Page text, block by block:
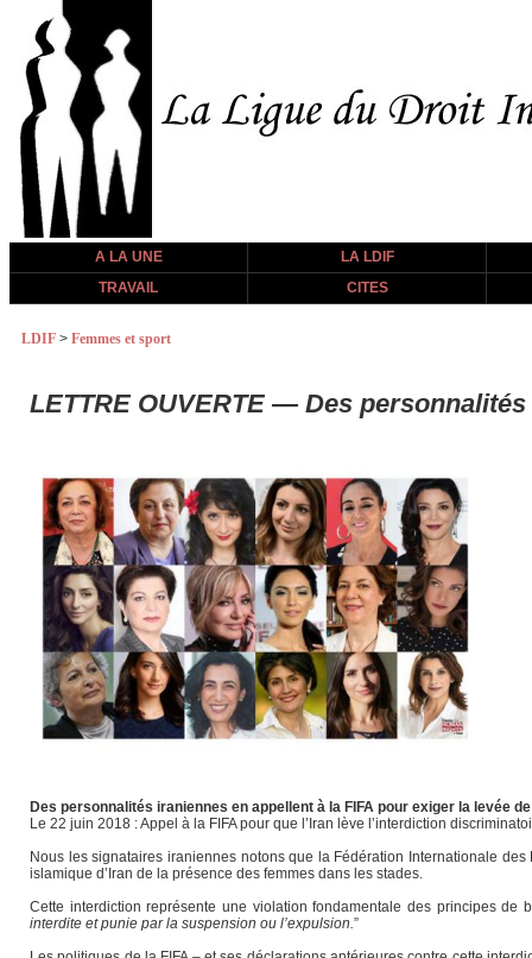
A LA UNE
LA LDIF
TRAVAIL
CITES
LDIF > Femmes et sport
LETTRE OUVERTE — Des
Des personnalités iraniennes en appellent à la FIFA pour exiger la levée
Le 22 juin 2018 : Appel à la FIFA pour que l’Iran lève l’interdiction
Nous les signataires iraniennes notons que la Fédération Internationale
islamique d’Iran de la présence des femmes dans les stades.
Cette interdiction représente une violation fondamentale des principes de
interdite et punie par la suspension ou l’expulsion.”